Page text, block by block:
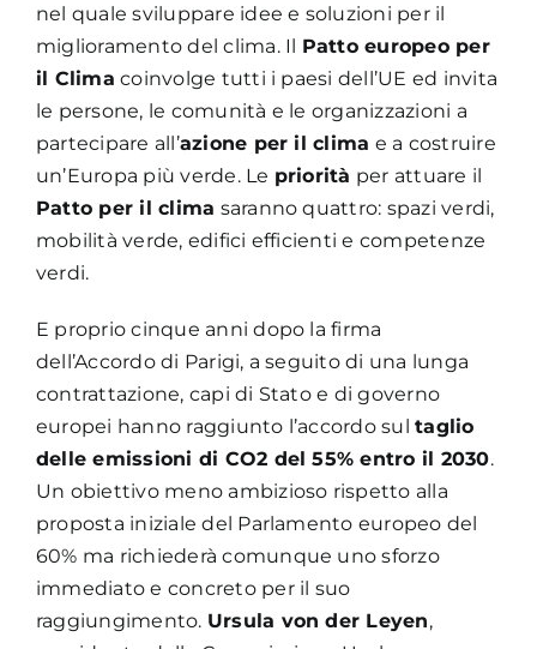
nel quale sviluppare idee e soluzioni per il
miglioramento del clima. Il Patto europeo per
il Clima coinvolge tutti i paesi dell’UE ed invita
le persone, le comunità e le organizzazioni a
partecipare all’azione per il clima e a costruire
un’Europa più verde. Le priorità per attuare il
Patto per il clima saranno quattro: spazi verdi,
mobilità verde, edifici efficienti e competenze
verdi.
E proprio cinque anni dopo la firma
dell’Accordo di Parigi, a seguito di una lunga
contrattazione, capi di Stato e di governo
europei hanno raggiunto l’accordo sultaglio
delle emissioni di CO2 del 55% entro il 2030.
Un obiettivo meno ambizioso rispetto alla
proposta iniziale del Parlamento europeo del
60% ma richiederà comunque uno sforzo
immediato e concreto per il suo
raggiungimento. Ursula von der Leyen,